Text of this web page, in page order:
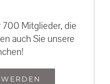
700 Mitglieder, die
auch Sie unsere